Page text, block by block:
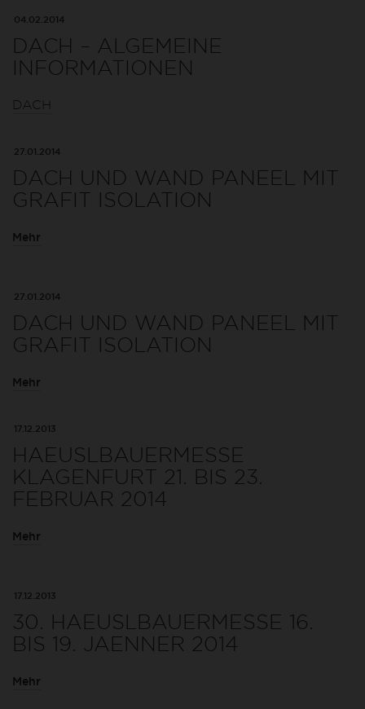
04.02.2014
DACH – ALGEMEINE
INFORMATIONEN
DACH
27.01.2014
DACH UND WAND PANEEL MIT
GRAFIT ISOLATION
Mehr
27.01.2014
DACH UND WAND PANEEL MIT
GRAFIT ISOLATION
Mehr
17.12.2013
HAEUSLBAUERMESSE
KLAGENFURT 21. BIS 23.
FEBRUAR 2014
Mehr
17.12.2013
30. HAEUSLBAUERMESSE 16.
BIS 19. JAENNER 2014
Mehr